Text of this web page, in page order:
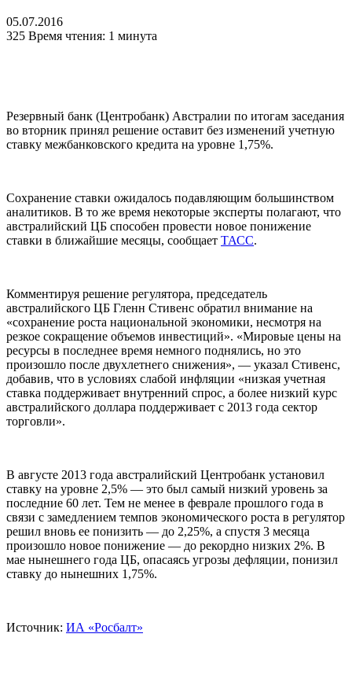
05.07.2016
325 Время чтения: 1 минута
Резервный банк (Центробанк) Австралии по итогам заседания
во вторник принял решение оставит без изменений учетную
ставку межбанковского кредита на уровне 1,75%.
Сохранение ставки ожидалось подавляющим большинством
аналитиков. В то же время некоторые эксперты полагают, что
австралийский ЦБ способен провести новое понижение
ставки в ближайшие месяцы, сообщает ТАСС.
Комментируя решение регулятора, председатель
австралийского ЦБ Гленн Стивенс обратил внимание на
«сохранение роста национальной экономики, несмотря на
резкое сокращение объемов инвестиций». «Мировые цены на
ресурсы в последнее время немного поднялись, но это
произошло после двухлетнего снижения», — указал Стивенс,
добавив, что в условиях слабой инфляции «низкая учетная
ставка поддерживает внутренний спрос, а более низкий курс
австралийского доллара поддерживает с 2013 года сектор
торговли».
В августе 2013 года австралийский Центробанк установил
ставку на уровне 2,5% — это был самый низкий уровень за
последние 60 лет. Тем не менее в феврале прошлого года в
связи с замедлением темпов экономического роста в регулятор
решил вновь ее понизить — до 2,25%, а спустя 3 месяца
произошло новое понижение — до рекордно низких 2%. В
мае нынешнего года ЦБ, опасаясь угрозы дефляции, понизил
ставку до нынешних 1,75%.
Источник: ИА «Росбалт»